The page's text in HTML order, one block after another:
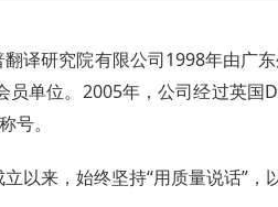
翻译研究院有限公司1998年由广
员单位。2005年，公司经过英国
号。
以来，始终坚持“用质量说话”